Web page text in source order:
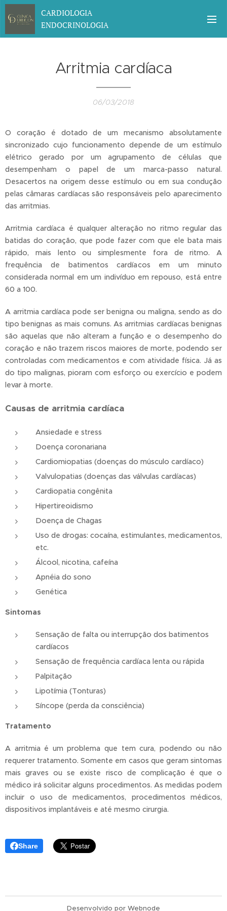
CARDIOLOGIA
ENDOCRINOLOGIA
Arritmia cardíaca
06/03/2018
O coração é dotado de um mecanismo absolutamente
sincronizado cujo funcionamento depende de um estímulo
elétrico gerado por um agrupamento de células que
desempenham o papel de um marca-passo natural.
Desacertos na origem desse estímulo ou em sua condução
pelas câmaras cardíacas são responsáveis pelo aparecimento
das arritmias.
Arritmia cardíaca é qualquer alteração no ritmo regular das
batidas do coração, que pode fazer com que ele bata mais
rápido, mais lento ou simplesmente fora de ritmo. A
frequência de batimentos cardíacos em um minuto
considerada normal em um indivíduo em repouso, está entre
60 a 100.
A arritmia cardíaca pode ser benigna ou maligna, sendo as do
tipo benignas as mais comuns. As arritmias cardíacas benignas
são aquelas que não alteram a função e o desempenho do
coração e não trazem riscos maiores de morte, podendo ser
controladas com medicamentos e com atividade física. Já as
do tipo malignas, pioram com esforço ou exercício e podem
levar à morte.
Causas de arritmia cardíaca
Ansiedade e stress
Doença coronariana
Cardiomiopatias (doenças do músculo cardíaco)
Valvulopatias (doenças das válvulas cardíacas)
Cardiopatia congênita
Hipertireoidismo
Doença de Chagas
Uso de drogas: cocaína, estimulantes, medicamentos,
etc.
Álcool, nicotina, cafeína
Apnéia do sono
Genética
Sintomas
Sensação de falta ou interrupção dos batimentos
cardíacos
Sensação de frequência cardíaca lenta ou rápida
Palpitação
Lipotímia (Tonturas)
Síncope (perda da consciência)
Tratamento
A arritmia é um problema que tem cura, podendo ou não
requerer tratamento. Somente em casos que geram sintomas
mais graves ou se existe risco de complicação é que o
médico irá solicitar alguns procedimentos. As medidas podem
incluir o uso de medicamentos, procedimentos médicos,
dispositivos implantáveis e até mesmo cirurgia.
Share
Desenvolvido por Webnode